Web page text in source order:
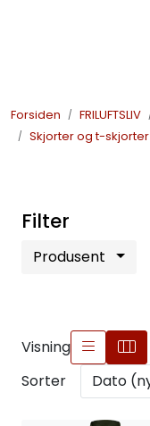
Forsiden FRILUFTSLIV
Skjorter og t-skjorter
Filter
Produsent
Visning
Sorter
FISKE
SOMMERSALG FISKE